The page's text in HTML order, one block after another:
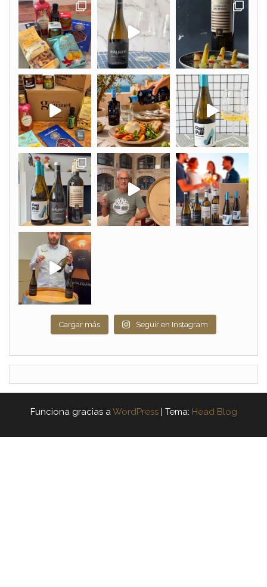
Cargar más Seguir en Instagram
Funciona gracias aWordPress | Tema: Head Blog